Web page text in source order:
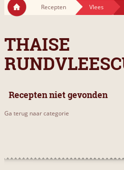
Recepten Vlees
THAISE
Recepten niet gevonden
Ga terug naar categorie